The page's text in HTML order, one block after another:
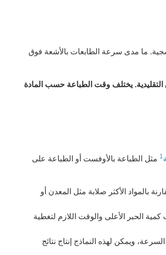
ما مدى سرعة الطابعات بالأشعة فوق
التقليدية. يختلف وقت الطباعة حسب المادة
1 مثل الطباعة بالأوفست أو الطباعة على
بالمواد الأكثر صلابة مثل المعدن أو
الحبر الأعلى والوقت اللازم لتغطية
ويمكن لهذه النماذج إنتاج نتائج